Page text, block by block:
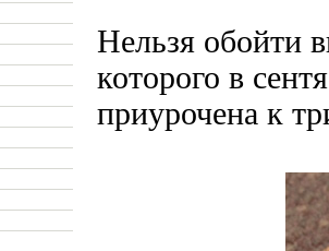
Нельзя обойти
которого в
приурочена к